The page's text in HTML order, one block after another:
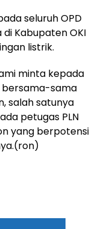
seluruh OPD
Kabupaten OKI
listrik.
minta kepada
sama
salah satunya
petugas PLN
yang berpotensi